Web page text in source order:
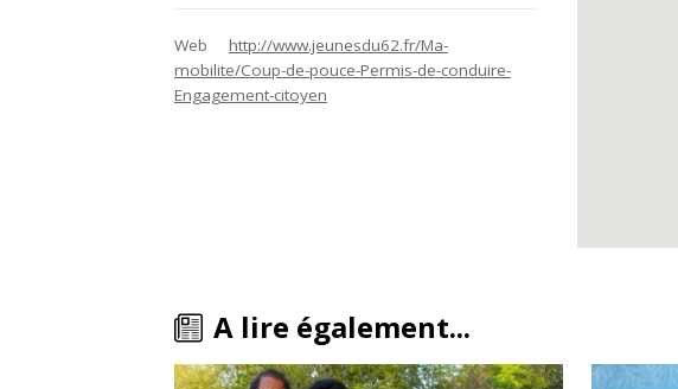
Web
http://www.jeunesdu62.fr/Ma-
mobilite/Coup-de-pouce-Permis-de-conduire-
Engagement-citoyen
A lire également...